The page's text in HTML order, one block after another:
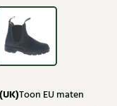
Toon EU maten